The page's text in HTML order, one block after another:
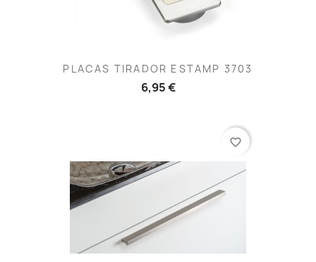
PLACAS TIRADOR ESTAMP 3703
6,95 €
favorite_border